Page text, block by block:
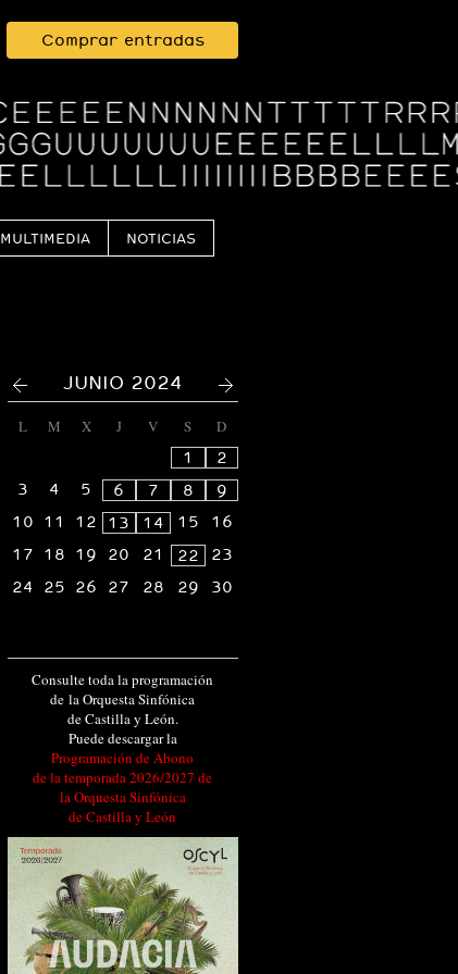
Comprar entradas
MULTIMEDIA NOTICIAS
JUNIO 2024
L M X J V S
D
1
2
3
4 5 6 7 8
9
10
11 12 13 14 15
16
17
18 19 20 21 22
23
24
25 26 27 28 29 30
Consulte toda la programación
de la Orquesta Sinfónica
de Castilla y León.
Puede descargar la
Programación de Abono
de la temporada 2026/2027 de
la Orquesta Sinfónica
de Castilla y León